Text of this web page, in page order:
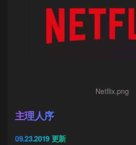
Netflix.png
主理人序
09.23.2019 更新